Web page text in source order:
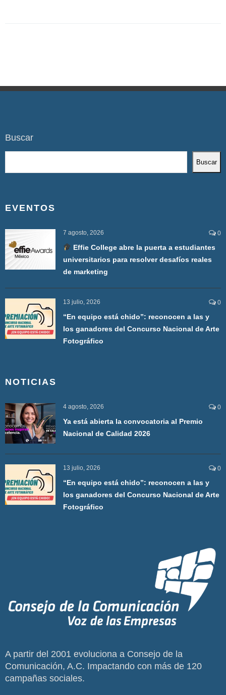
Buscar
Buscar
EVENTOS
7 agosto, 2026 0
Effie College abre la puerta a estudiantes
universitarios para resolver desafíos reales
de marketing
13 julio, 2026 0
“En equipo está chido”: reconocen a las y
los ganadores del Concurso Nacional de Arte
Fotográfico
NOTICIAS
4 agosto, 2026 0
Ya está abierta la convocatoria al Premio
Nacional de Calidad 2026
13 julio, 2026 0
“En equipo está chido”: reconocen a las y
los ganadores del Concurso Nacional de Arte
Fotográfico
A partir del 2001 evoluciona a Consejo de la
Comunicación, A.C. Impactando con más de 120
campañas sociales.